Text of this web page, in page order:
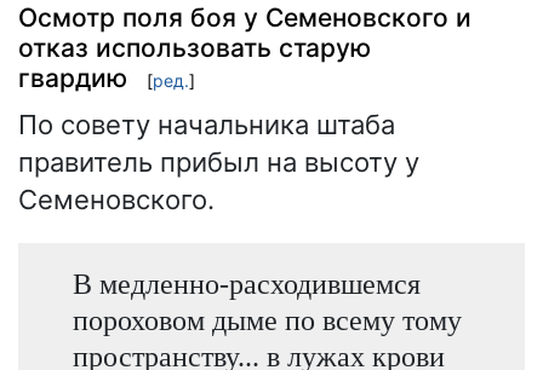
Осмотр поля боя у Семеновского и
отказ использовать старую
гвардию
[ред.]
По совету начальника штаба
правитель прибыл на высоту у
Семеновского.
В медленно-расходившемся
пороховом дыме по всему тому
пространству... в лужах крови